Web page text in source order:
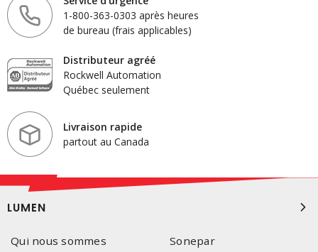
1-800-363-0303 après heures
de bureau (frais applicables)
Distributeur agréé
Rockwell Automation
Québec seulement
Livraison rapide
partout au Canada
LUMEN
Qui nous sommes
Sonepar